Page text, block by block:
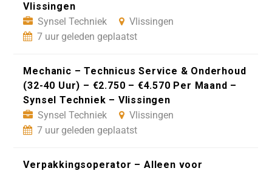
Vlissingen
Synsel Techniek
Vlissingen
7 uur geleden geplaatst
Mechanic – Technicus Service & Onderhoud
(32-40 Uur) – €2.750 – €4.570 Per Maand –
Synsel Techniek – Vlissingen
Synsel Techniek
Vlissingen
7 uur geleden geplaatst
Verpakkingsoperator – Alleen voor